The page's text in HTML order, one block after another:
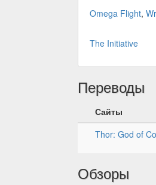
Omega Flight,
The Initiative
Переводы
Сайты
Thor: God of
Обзоры